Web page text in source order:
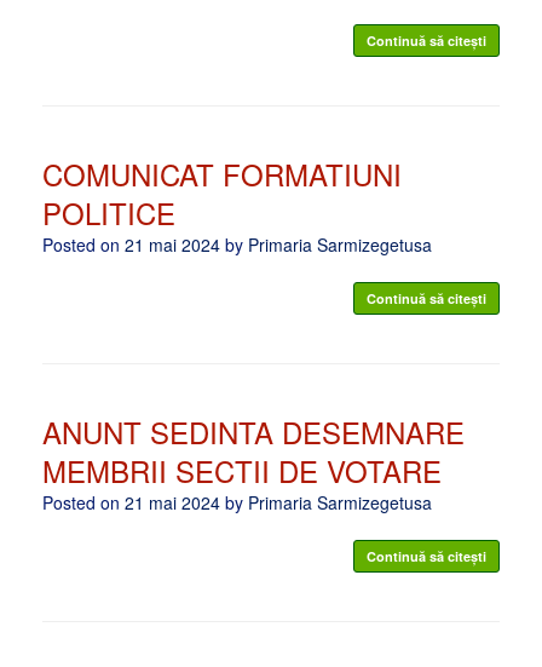
Continuă să citești
COMUNICAT FORMATIUNI
POLITICE
Posted on 21 mai 2024 by Primaria Sarmizegetusa
Continuă să citești
ANUNT SEDINTA DESEMNARE
MEMBRII SECTII DE VOTARE
Posted on 21 mai 2024 by Primaria Sarmizegetusa
Continuă să citești